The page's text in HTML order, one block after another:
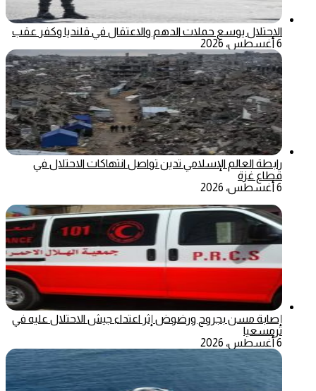
الاحتلال يوسع حملات الدهم والاعتقال في قلنديا وكفر عقب
6 أغسطس، 2026
رابطة العالم الإسلامي تدين تواصل انتهاكات الاحتلال في
قطاع غزة
6 أغسطس، 2026
إصابة مسن بجروح ورضوض إثر اعتداء جيش الاحتلال عليه في
ترمسعيا
6 أغسطس، 2026